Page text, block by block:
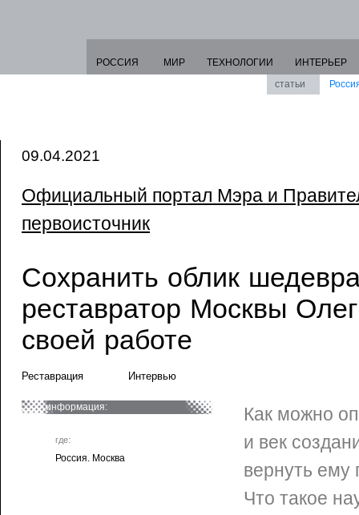
РОССИЯ МИР ТЕХНОЛОГИИ
ИНТЕРЬЕР
статьи
09.04.2021
Официальный портал Мэра и
первоисточник
Сохранить облик
реставратор Москвы
своей работе
Реставрация Интервью
информация:
где:
Россия. Москва
Как можно
и век
вернуть ему
Что такое